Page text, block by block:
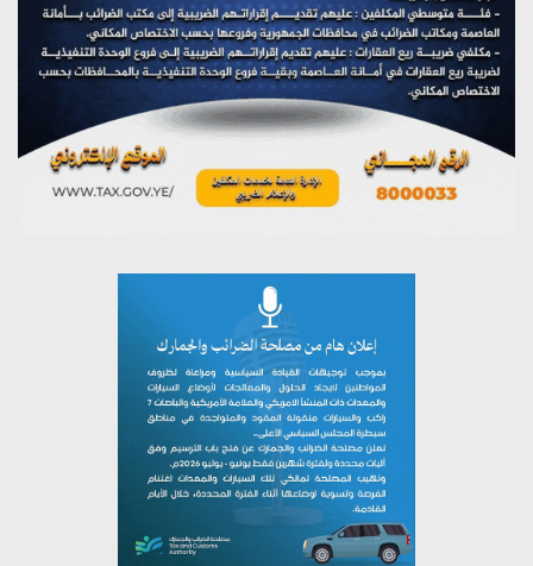
مؤتمر صحفي لمركز عين الإنسانية حول جرائم تحالف العدوان
على اليمن
يوليو 27, 2026